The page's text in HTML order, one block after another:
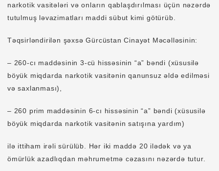
narkotik vasitələri və onların qablaşdırılması üçün nəzərdə
tutulmuş ləvazimatları maddi sübut kimi götürüb.
Təqsirləndirilən şəxsə Gürcüstan Cinayət Məcəlləsinin:
– 260-cı maddəsinin 3-cü hissəsinin “a” bəndi (xüsusilə
böyük miqdarda narkotik vasitənin qanunsuz əldə edilməsi
və saxlanması),
– 260 prim maddəsinin 6-cı hissəsinin “a” bəndi (xüsusilə
böyük miqdarda narkotik vasitənin satışına yardım)
ilə ittiham irəli sürülüb. Hər iki maddə 20 ilədək və ya
ömürlük azadlıqdan məhrumetmə cəzasını nəzərdə tutur.